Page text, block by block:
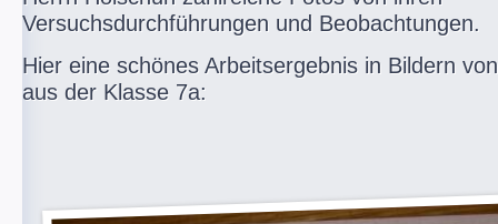
Versuchsdurchführungen und Beobachtungen.
Hier eine schönes Arbeitsergebnis in Bildern
aus der Klasse 7a: